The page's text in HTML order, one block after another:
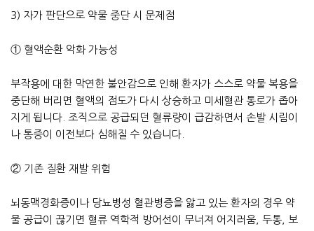
3) 자가 판단으로 약물 중단 시 문제점
① 혈액순환 악화 가능성
부작용에 대한 막연한 불안감으로 인해 환자가 스스로 약물 복용을
중단해 버리면 혈액의 점도가 다시 상승하고 미세혈관 통로가 좁아
지게 됩니다. 조직으로 공급되던 혈류량이 급감하면서 손발 시림이
나 통증이 이전보다 심해질 수 있습니다.
② 기존 질환 재발 위험
뇌동맥경화증이나 당뇨병성 혈관병증을 앓고 있는 환자의 경우 약
물 공급이 끊기면 혈류 역학적 방어선이 무너져 어지러움, 두통, 보